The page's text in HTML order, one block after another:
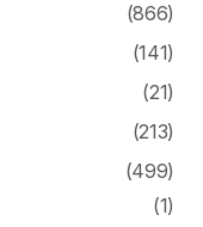
(866)
(141)
(21)
(213)
(499)
(1)